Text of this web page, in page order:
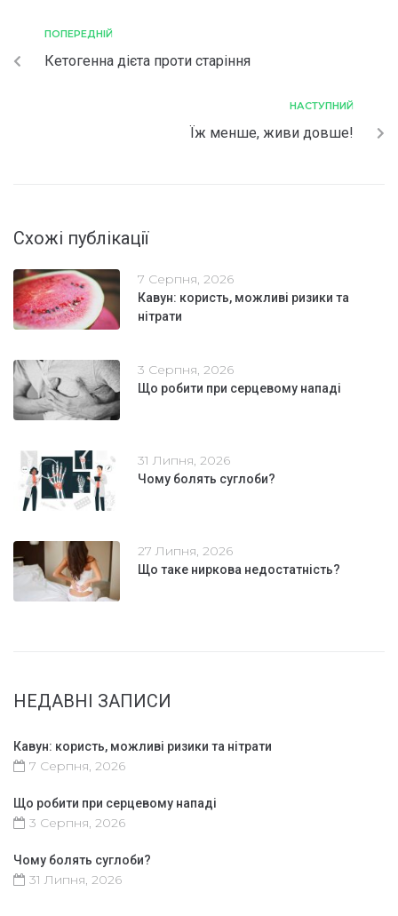
ПОПЕРЕДНІЙ
Кетогенна дієта проти старіння
НАСТУПНИЙ
Їж менше, живи довше!
Схожі публікації
7 Серпня, 2026
Кавун: користь, можливі ризики та
нітрати
3 Серпня, 2026
Що робити при серцевому нападі
31 Липня, 2026
Чому болять суглоби?
27 Липня, 2026
Що таке ниркова недостатність?
НЕДАВНІ ЗАПИСИ
Кавун: користь, можливі ризики та нітрати
7 Серпня, 2026
Що робити при серцевому нападі
3 Серпня, 2026
Чому болять суглоби?
31 Липня, 2026